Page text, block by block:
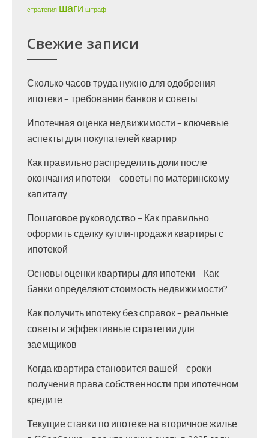
стратегия шаги штраф
Свежие записи
Сколько часов труда нужно для одобрения
ипотеки – требования банков и советы
Ипотечная оценка недвижимости – ключевые
аспекты для покупателей квартир
Как правильно распределить доли после
окончания ипотеки – советы по материнскому
капиталу
Пошаговое руководство – Как правильно
оформить сделку купли-продажи квартиры с
ипотекой
Основы оценки квартиры для ипотеки – Как
банки определяют стоимость недвижимости?
Как получить ипотеку без справок – реальные
советы и эффективные стратегии для
заемщиков
Когда квартира становится вашей – сроки
получения права собственности при ипотечном
кредите
Текущие ставки по ипотеке на вторичное жилье